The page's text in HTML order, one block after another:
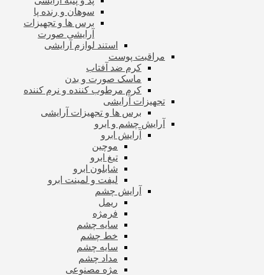
سوهان و رنده پا
برس ها و تجهیزات
آرایشی صورت
استند لوازم آرایشی
مراقبت پوست
کرم ضد آفتاب
ماسک صورت و بدن
کرم مرطوب کننده و نرم کننده
تجهیزات آرایشی
برس ها و تجهیزات آرایشی
آرایش چشم و ابرو
آرایش ابرو
موچین
تیغ ابرو
شابلون ابرو
لیفت و لمینت ابرو
آرایش چشم
ریمل
فرمژه
سایه چشم
خط چشم
سایه چشم
مداد چشم
مژه مصنوعی